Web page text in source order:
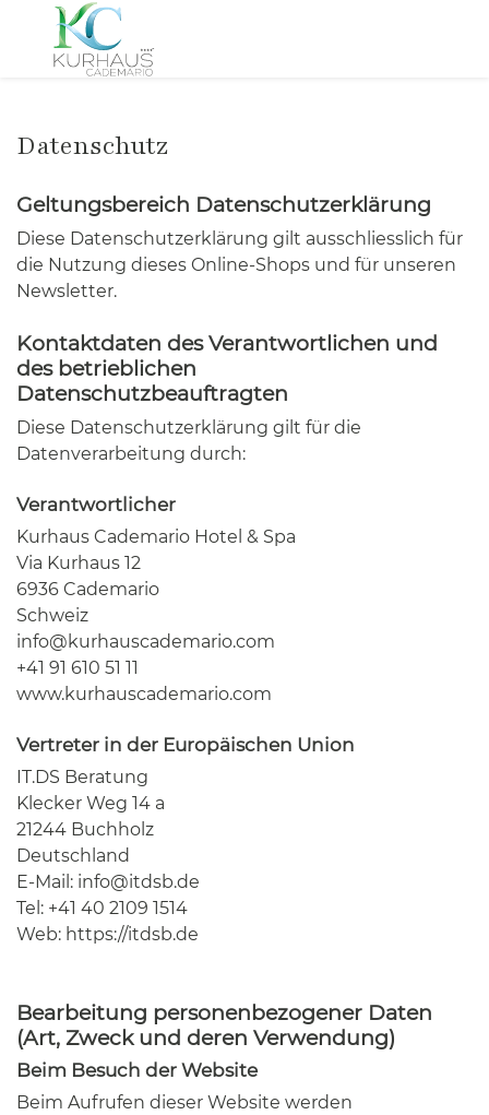
Datenschutz
Geltungsbereich Datenschutzerklärung
Diese Datenschutzerklärung gilt ausschliesslich für
die Nutzung dieses Online-Shops und für unseren
Newsletter.
Kontaktdaten des Verantwortlichen und
des betrieblichen
Datenschutzbeauftragten
Diese Datenschutzerklärung gilt für die
Datenverarbeitung durch:
Verantwortlicher
Kurhaus Cademario Hotel & Spa
Via Kurhaus 12
6936 Cademario
Schweiz
info@kurhauscademario.com
+41 91 610 51 11
www.kurhauscademario.com
Vertreter in der Europäischen Union
IT.DS Beratung
Klecker Weg 14 a
21244 Buchholz
Deutschland
E-Mail: info@itdsb.de
Tel: +41 40 2109 1514
Web: https://itdsb.de
Bearbeitung personenbezogener Daten
(Art, Zweck und deren Verwendung)
Beim Besuch der Website
Beim Aufrufen dieser Website werden